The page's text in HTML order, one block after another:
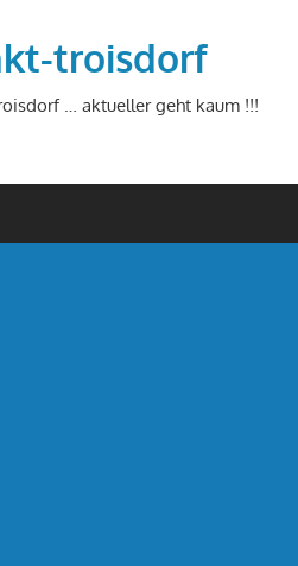
troisdorf
… aktueller geht kaum !!!